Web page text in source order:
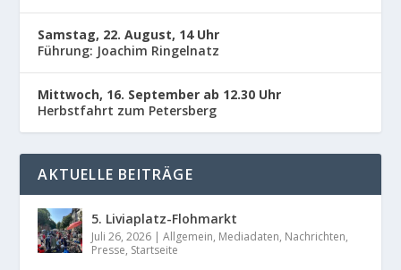
Samstag, 22. August, 14 Uhr
Führung: Joachim Ringelnatz
Mittwoch, 16. September ab 12.30 Uhr
Herbstfahrt zum Petersberg
AKTUELLE BEITRÄGE
5. Liviaplatz-Flohmarkt
Juli 26, 2026 |Allgemein, Mediadaten, Nachrichten,
Presse, Startseite